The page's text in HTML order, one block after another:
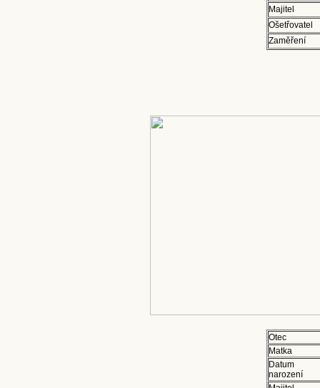
Majitel
Ošetřovatel
Zaměření
Otec
Matka
Datum
narození